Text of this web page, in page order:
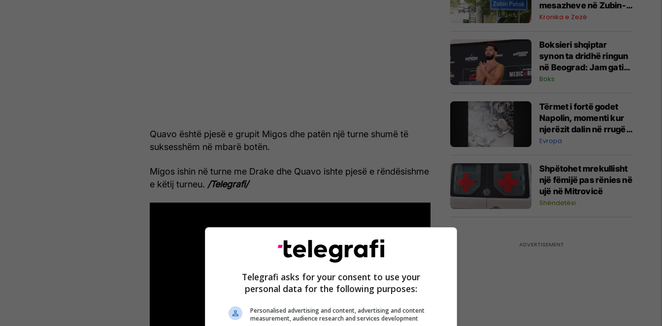
Quavo është pjesë e grupit Migos dhe patën një turne shumë të
suksesshëm në mbarë botën.
Migos ishin në turne me Drake dhe Quavo ishte pjesë e rëndësishme
e këtij turneu. /Telegrafi/
mesazheve në Zubin-
Potok
Kronika e Zezë
Boksieri shqiptar
synon ta dridhë ringun
në Beograd: Jam gati,
Zoti e bekoftë
Boks
Tërmet i fortë godet
Napolin, momenti kur
njerëzit dalin në rrugë -
dëme të shumta nga
Evropa
Shpëtohet mrekullisht
një fëmijë pas rënies në
ujë në Mitrovicë
Shëndetësi
Telegrafi asks for your consent to use your
personal data for the following purposes:
Personalised advertising and content, advertising and content
measurement, audience research and services development